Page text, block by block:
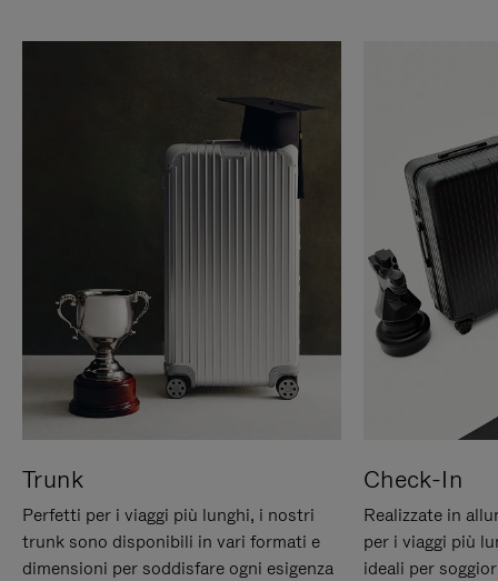
Trunk
Perfetti per i viaggi più lunghi, i nostri
trunk sono disponibili in vari formati e
dimensioni per soddisfare ogni esigenza
Check-In
Realizzate in
per i viaggi più
ideali per